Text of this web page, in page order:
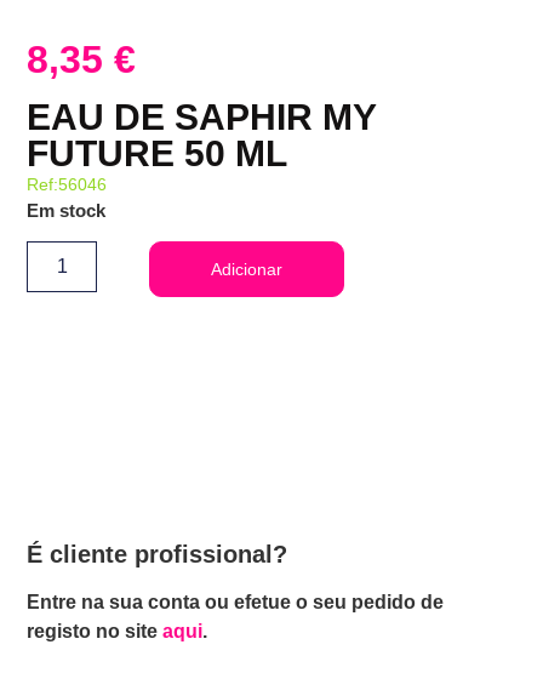
8,35€
EAU DE SAPHIR MY
FUTURE 50 ML
Ref:56046
Em stock
Adicionar
É cliente profissional?
Entre na sua conta ou efetue o seu pedido de
registo no siteaqui.